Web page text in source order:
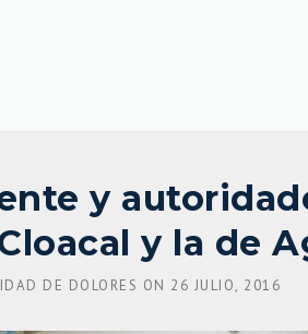
y
y la de
DE DOLORES ON 26 JULIO, 2016